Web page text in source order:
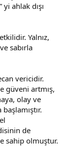
ahlak dışı
Yalnız,
sabırla
vericidir.
güveni artmış,
olay ve
de
sahip olmuştur.